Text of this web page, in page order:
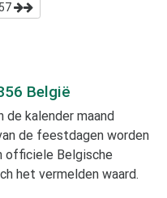
België
de kalender maand
de feestdagen worden
officiele Belgische
het vermelden waard.